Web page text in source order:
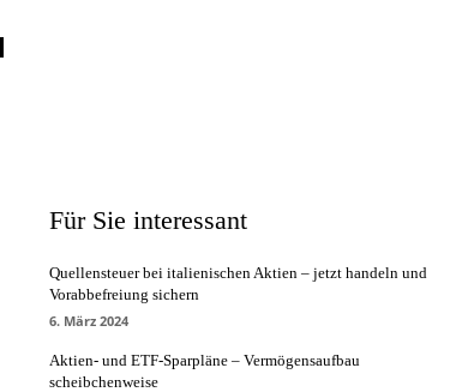
Für Sie interessant
Quellensteuer bei italienischen Aktien – jetzt handeln und
Vorabbefreiung sichern
6. März 2024
Aktien- und ETF-Sparpläne – Vermögensaufbau
scheibchenweise